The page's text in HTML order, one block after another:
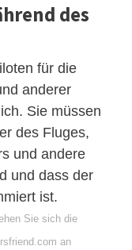
des
für die
anderer
Sie müssen
des Fluges,
und andere
und dass der
ist.
Sie sich die
an